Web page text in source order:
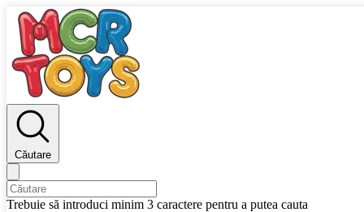
Căutare
Trebuie să introduci minim 3 caractere pentru a putea cauta